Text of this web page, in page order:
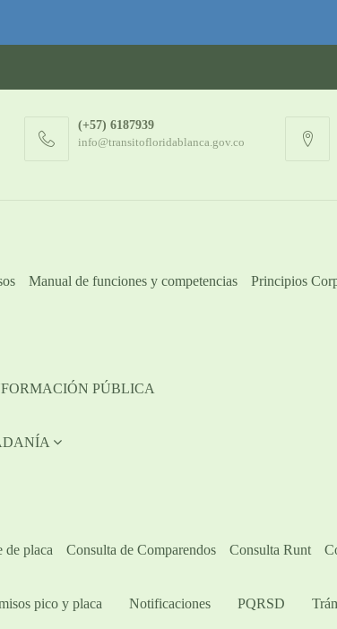
(+57) 6187939
info@transitofloridablanca.gov.co
Manual de funciones y competencias Principios
PÚBLICA
de placa Consulta de Comparendos Consulta Runt
pico y placa Notificaciones PQRSD